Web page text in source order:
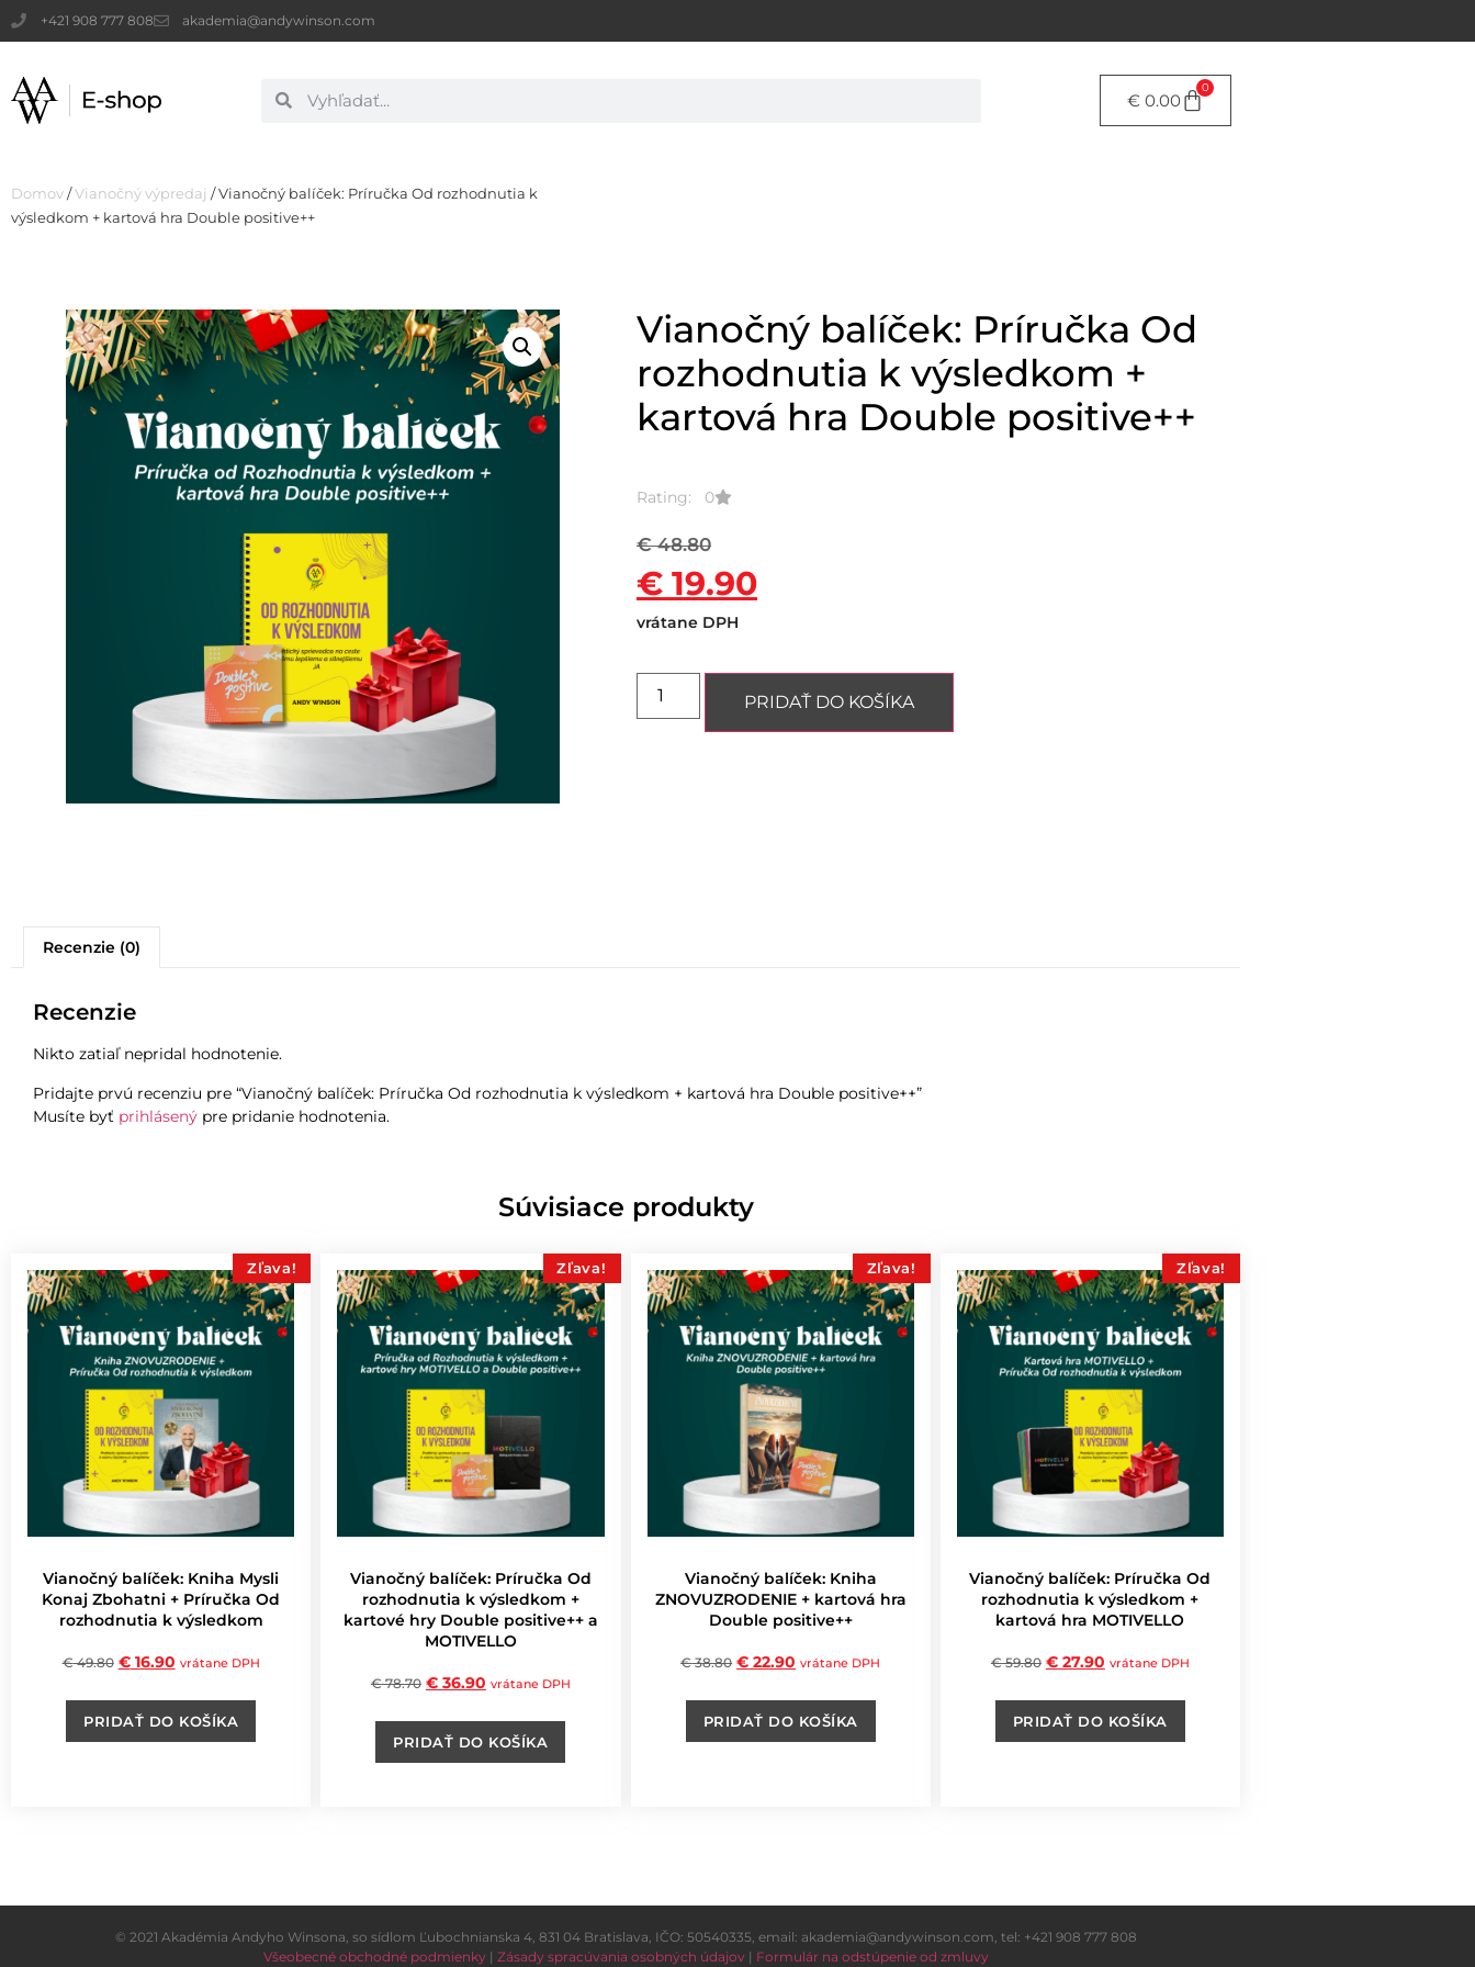
+421 908 777 808 akademia@andywinson.com
€ 0.00
0
Domov/Vianočný výpredaj / Vianočný balíček: Príručka Od rozhodnutia k
výsledkom + kartová hra Double positive++
Vianočný balíček: Príručka Od
rozhodnutia k výsledkom +
kartová hra Double positive++
Rating: 0
€48.80
€ 19.90
vrátane DPH
PRIDAŤ DO KOŠÍKA
Recenzie (0)
Recenzie
Nikto zatiaľ nepridal hodnotenie.
Pridajte prvú recenziu pre “Vianočný balíček: Príručka Od rozhodnutia k výsledkom + kartová hra Double positive++”
Musíte byť prihlásený pre pridanie hodnotenia.
Súvisiace produkty
Zľava!
Vianočný balíček: Kniha Mysli
Konaj Zbohatni + Príručka Od
rozhodnutia k výsledkom
€49.80 €16.90 vrátane DPH
PRIDAŤ DO KOŠÍKA
Zľava!
Vianočný balíček: Príručka Od
rozhodnutia k výsledkom +
kartové hry Double positive++ a
MOTIVELLO
€78.70 €36.90 vrátane DPH
PRIDAŤ DO KOŠÍKA
Zľava!
Vianočný balíček: Kniha
ZNOVUZRODENIE + kartová hra
Double positive++
€38.80 € 22.90 vrátane DPH
PRIDAŤ DO KOŠÍKA
Zľava!
Vianočný balíček: Príručka Od
rozhodnutia k výsledkom +
kartová hra MOTIVELLO
€59.80 €27.90 vrátane DPH
PRIDAŤ DO KOŠÍKA
© 2021 Akadémia Andyho Winsona, so sídlom Ľubochnianska 4, 831 04 Bratislava, IČO: 50540335, email: akademia@andywinson.com, tel: +421 908 777 808
Všeobecné obchodné podmienky | Zásady spracúvania osobných údajov | Formulár na odstúpenie od zmluvy